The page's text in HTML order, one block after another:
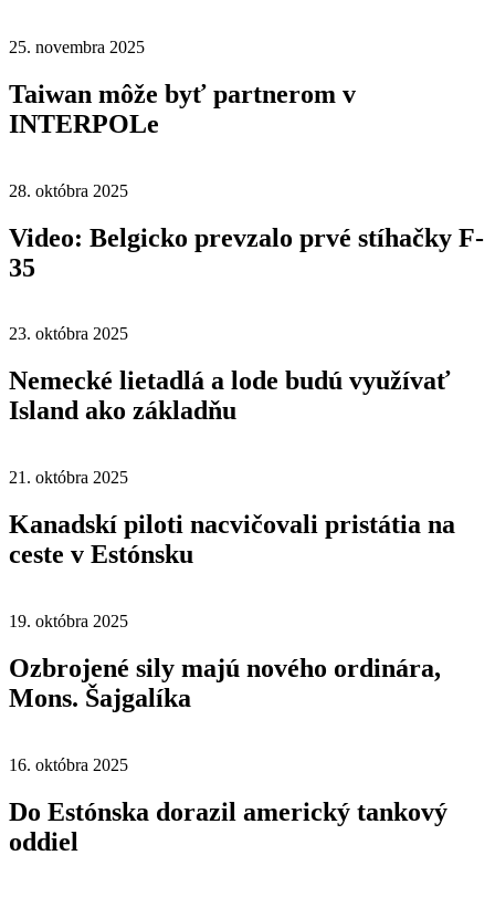
25. novembra 2025
Taiwan môže byť partnerom v
INTERPOLe
28. októbra 2025
Video: Belgicko prevzalo prvé stíhačky F-
35
23. októbra 2025
Nemecké lietadlá a lode budú využívať
Island ako základňu
21. októbra 2025
Kanadskí piloti nacvičovali pristátia na
ceste v Estónsku
19. októbra 2025
Ozbrojené sily majú nového ordinára,
Mons. Šajgalíka
16. októbra 2025
Do Estónska dorazil americký tankový
oddiel